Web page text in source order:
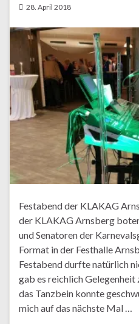
28. April 2018
Festabend der KLAKAG
der KLAKAG Arnsberg
und Senatoren der
Format in der Festhalle
Festabend durfte natürlich
gab es reichlich
das Tanzbein konnte
mich auf das nächste Mal …